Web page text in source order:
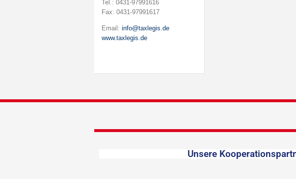
Tel.: 0431-97991616
Fax: 0431-97991617
Email: info@taxlegis.de
www.taxlegis.de
Unsere